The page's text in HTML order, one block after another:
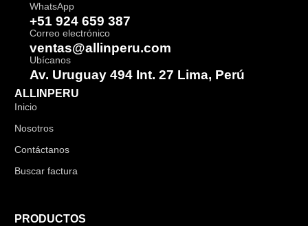
WhatsApp
+51 924 659 387
Correo electrónico
ventas@allinperu.com
Ubícanos
Av. Uruguay 494 Int. 27 Lima, Perú
ALLINPERU
Inicio
Nosotros
Contáctanos
Buscar factura
PRODUCTOS